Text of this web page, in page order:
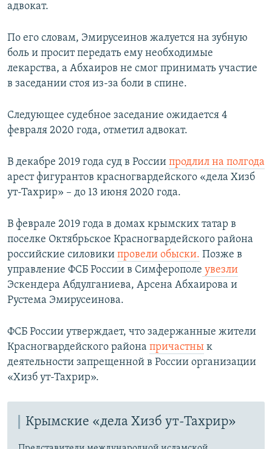
адвокат.
По его словам, Эмирусеинов жалуется на зубную
боль и просит передать ему необходимые
лекарства, а Абхаиров не смог принимать участие
в заседании стоя из-за боли в спине.
Следующее судебное заседание ожидается 4
февраля 2020 года, отметил адвокат.
В декабре 2019 года суд в России продлил на полгода
арест фигурантов красногвардейского «дела Хизб
ут-Тахрир» – до 13 июня 2020 года.
В феврале 2019 года в домах крымских татар в
поселке Октябрьское Красногвардейского района
российские силовики провели обыски. Позже в
управление ФСБ России в Симферополе увезли
Эскендера Абдулганиева, Арсена Абхаирова и
Рустема Эмирусеинова.
ФСБ России утверждает, что задержанные жители
Красногвардейского района причастны к
деятельности запрещенной в России организации
«Хизб ут-Тахрир».​
Крымские «дела Хизб ут-Тахрир»